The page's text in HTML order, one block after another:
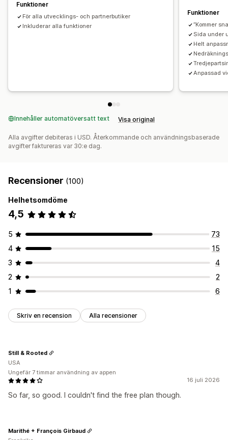
Funktioner
För alla utvecklings- och partnerbutiker
Inkluderar alla funktioner
Funktioner
”Kommer
Sida under
Helt
Anpassad
Innehåller automatöversatt text Visa original
Alla avgifter debiteras i USD. Återkommande och användningsbaserade
avgifter faktureras var 30:e dag.
Recensioner (100)
Helhetsomdöme
4,5
5
73
4
15
3
4
2
2
1
6
Skriv en recension Alla recensioner
16 juli 2026
So far, so good. I couldn't find the free plan though.
Still & Rooted
USA
Ungefär 7 timmar användning av appen
Marithé + François Girbaud